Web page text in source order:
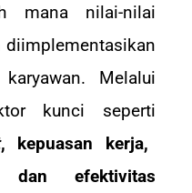
mana nilai-nilai
diimplementasikan
Melalui
kunci seperti
, kepuasan kerja,
dan efektivitas